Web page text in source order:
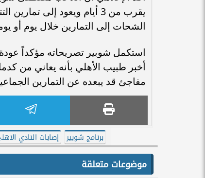
يقرب من 3 أيام ويعود إلى
الشحات إلى التمارين خلال يوم أو
استكمل شوبير تصريحاته مؤكداً
أخبر طبيب الأهلي بأنه يعاني من
مفاجئ قد يبعده عن التمارين
برنامج شوبير إصابات النادي
موضوعات متعلقة